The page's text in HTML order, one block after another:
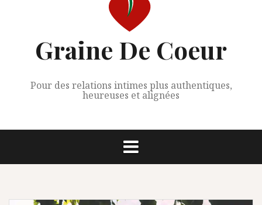
Graine De Coeur
Pour des relations intimes plus authentiques,
heureuses et alignées